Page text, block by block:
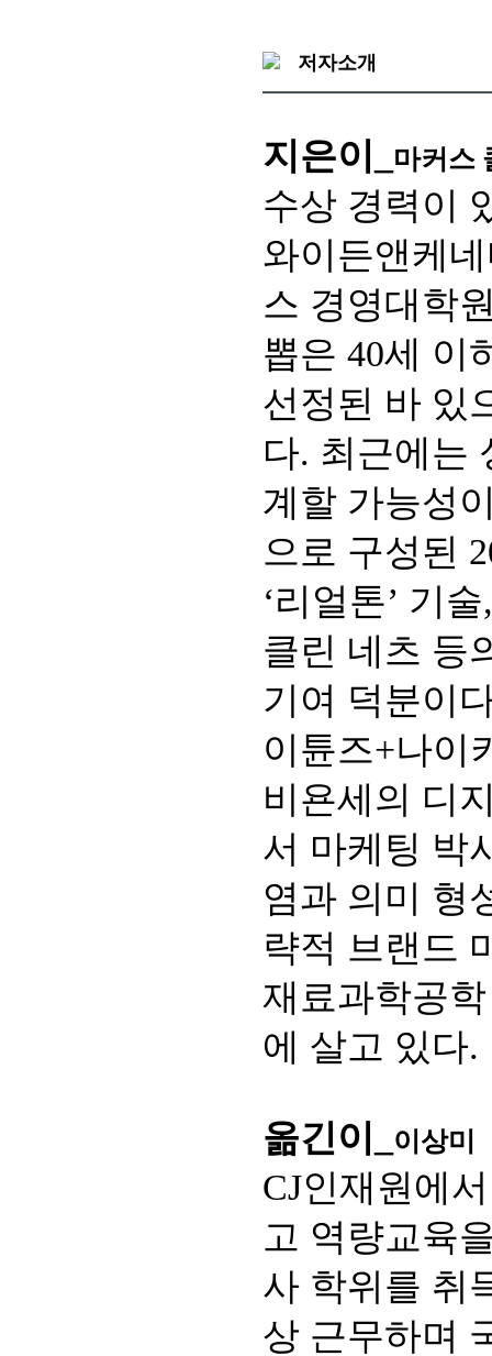
저자소개
지은이_ 마커스
수상 경력이
와이든앤케
스 경영대학
뽑은 40세 이
선정된 바 있
다. 최근에는
계할 가능성
으로 구성된
‘리얼톤’ 기
클린 네츠 등
기여 덕분이
이튠즈+나이
비욘세의 디
서 마케팅 박
염과 의미 형
략적 브랜드
재료과학공
에 살고 있다.
옮긴이_ 이상미
CJ인재원에
고 역량교육
사 학위를 취
상 근무하며